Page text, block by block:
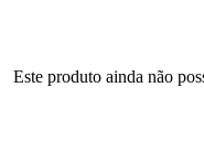
Este produto ainda não